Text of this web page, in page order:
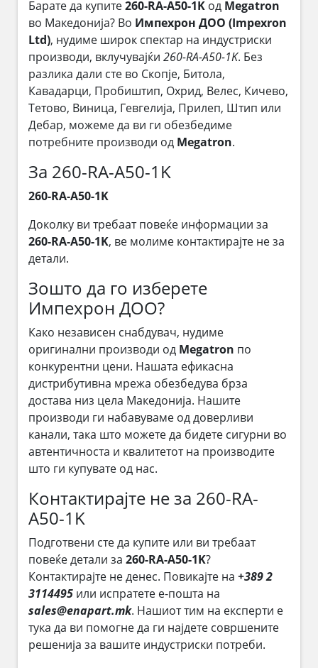
Барате да купите260-RA-A50-1K од Megatron
во Македонија? Во Импехрон ДОО (Impexron
Ltd), нудиме широк спектар на индустриски
производи, вклучувајќи 260-RA-A50-1K. Без
разлика дали сте во Скопје, Битола,
Кавадарци, Пробиштип, Охрид, Велес, Кичево,
Тетово, Виница, Гевгелија, Прилеп, Штип или
Дебар, можеме да ви ги обезбедиме
потребните производи од Megatron.
За 260-RA-A50-1K
260-RA-A50-1K
Доколку ви требаат повеќе информации за
260-RA-A50-1K, ве молиме контактирајте не за
детали.
Зошто да го изберете
Импехрон ДОО?
Како независен снабдувач, нудиме
оригинални производи од Megatron по
конкурентни цени. Нашата ефикасна
дистрибутивна мрежа обезбедува брза
достава низ цела Македонија. Нашите
производи ги набавуваме од доверливи
канали, така што можете да бидете сигурни во
автентичноста и квалитетот на производите
што ги купувате од нас.
Контактирајте не за 260-RA-
A50-1K
Подготвени сте да купите или ви требаат
повеќе детали за 260-RA-A50-1K?
Контактирајте не денес. Повикајте на +389 2
3114495 или испратете е-пошта на
sales@enapart.mk. Нашиот тим на експерти е
тука да ви помогне да ги најдете совршените
решенија за вашите индустриски потреби.